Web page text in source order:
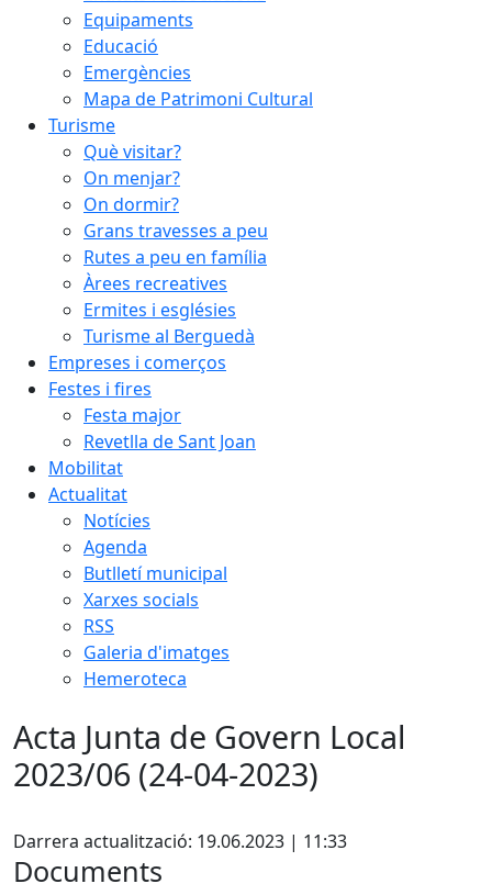
Equipaments
Educació
Emergències
Mapa de Patrimoni Cultural
Turisme
Què visitar?
On menjar?
On dormir?
Grans travesses a peu
Rutes a peu en família
Àrees recreatives
Ermites i esglésies
Turisme al Berguedà
Empreses i comerços
Festes i fires
Festa major
Revetlla de Sant Joan
Mobilitat
Actualitat
Notícies
Agenda
Butlletí municipal
Xarxes socials
RSS
Galeria d'imatges
Hemeroteca
Acta Junta de Govern Local
2023/06 (24-04-2023)
Darrera actualització: 19.06.2023 | 11:33
Documents